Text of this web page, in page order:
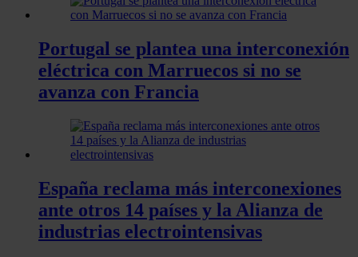
Portugal se plantea una interconexión
eléctrica con Marruecos si no se
avanza con Francia
España reclama más interconexiones
ante otros 14 países y la Alianza de
industrias electrointensivas